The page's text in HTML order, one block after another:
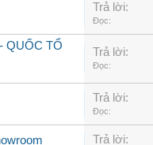
Trả lời:
Đọc:
QUỐC TỔ
Trả lời:
Đọc:
Trả lời:
Đọc:
Trả lời: